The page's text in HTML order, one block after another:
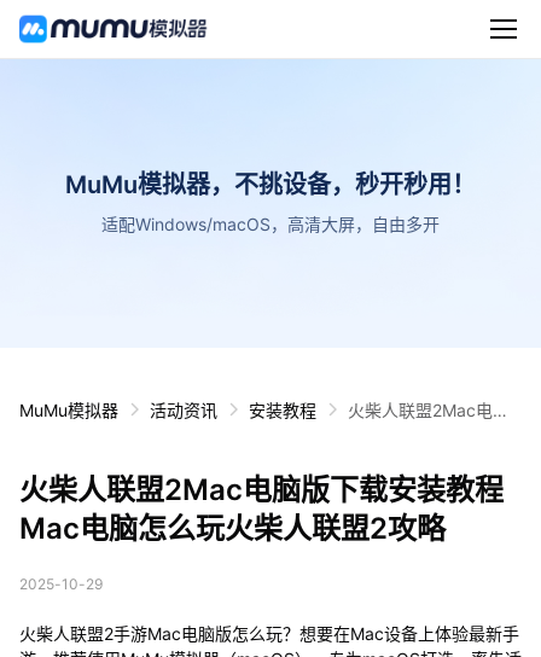
MuMu模拟器，不挑设备，秒开秒用！
适配Windows/macOS，高清大屏，自由多开
MuMu模拟器 活动资讯 安装教程
火柴人联盟2Mac电脑
攻略
火柴人联盟2Mac电脑版下载安装教程
Mac电脑怎么玩火柴人联盟2攻略
2025-10-29
火柴人联盟2手游Mac电脑版怎么玩？想要在Mac设备上体验最新手